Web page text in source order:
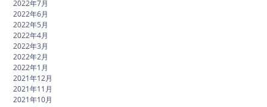
2022年7月
2022年6月
2022年5月
2022年4月
2022年3月
2022年2月
2022年1月
2021年12月
2021年11月
2021年10月